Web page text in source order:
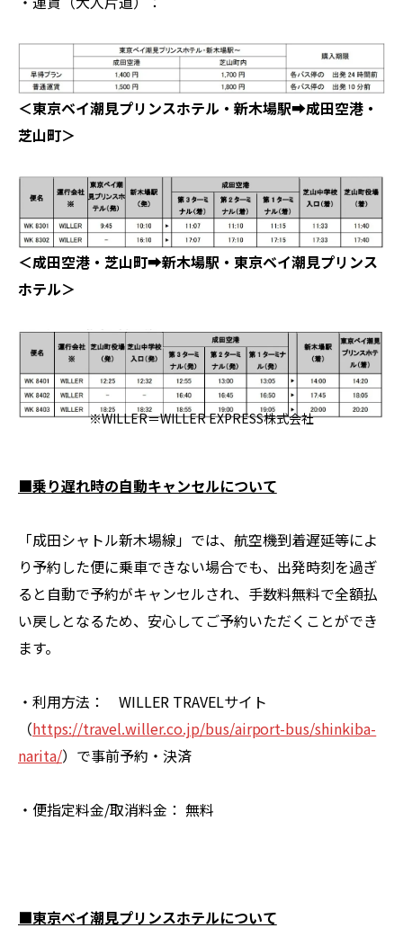
＜東京ベイ潮見プリンスホテル・新木場駅➡成田空港・
芝山町＞
＜成田空港・芝山町➡新木場駅・東京ベイ潮見プリンス
ホテル＞
※WILLER＝WILLER EXPRESS株式会社
■乗り遅れ時の自動キャンセルについて
「成田シャトル新木場線」では、航空機到着遅延等によ
り予約した便に乗車できない場合でも、出発時刻を過ぎ
ると自動で予約がキャンセルされ、手数料無料で全額払
い戻しとなるため、安心してご予約いただくことができ
ます。
・利用方法： WILLER TRAVELサイト
（https://travel.willer.co.jp/bus/airport-bus/shinkiba-
narita/）で事前予約・決済
・便指定料金/取消料金： 無料
■東京ベイ潮見プリンスホテルについて